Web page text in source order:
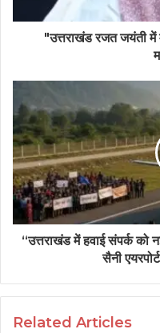
"उत्तराखंड रजत जयंती में
“उत्तराखंड में हवाई संपर्क को
सैनी
Related Articles